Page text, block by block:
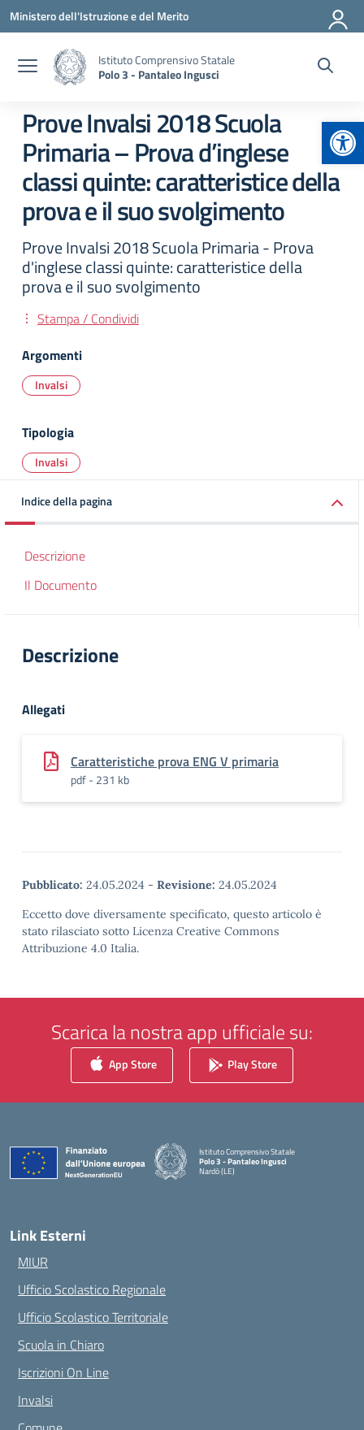
Vai ai contenuti
Vai al menu di navigazione
Vai al footer
Ministero dell'Istruzione e del Merito
Istituto Comprensivo Statale
Polo 3 - Pantaleo Ingusci
Prove Invalsi 2018 Scuola
Primaria – Prova d’inglese
classi quinte: caratteristice della
prova e il suo svolgimento
Prove Invalsi 2018 Scuola Primaria - Prova
d'inglese classi quinte: caratteristice della
prova e il suo svolgimento
Stampa / Condividi
Argomenti
Invalsi
Tipologia
Invalsi
Indice della pagina
Descrizione
Il Documento
Descrizione
Allegati
Caratteristiche prova ENG V primaria
pdf - 231 kb
Pubblicato: 24.05.2024 - Revisione: 24.05.2024
Eccetto dove diversamente specificato, questo articolo è
stato rilasciato sotto Licenza Creative Commons
Attribuzione 4.0 Italia.
Scarica la nostra app ufficiale su:
App Store Play Store
Istituto Comprensivo Statale
Polo 3 - Pantaleo Ingusci
Nardò (LE)
Link Esterni
MIUR
Ufficio Scolastico Regionale
Ufficio Scolastico Territoriale
Scuola in Chiaro
Iscrizioni On Line
Invalsi